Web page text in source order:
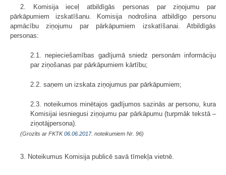
2. Komisija ieceļ atbildīgās personas par ziņojumu par
pārkāpumiem izskatīšanu. Komisija nodrošina atbildīgo personu
apmācību ziņojumu par pārkāpumiem izskatīšanai. Atbildīgās
personas:
2.1. nepieciešamības gadījumā sniedz personām informāciju
par ziņošanas par pārkāpumiem kārtību;
2.2. saņem un izskata ziņojumus par pārkāpumiem;
2.3. noteikumos minētajos gadījumos sazinās ar personu, kura
Komisijai iesniegusi ziņojumu par pārkāpumu (turpmāk tekstā –
ziņotājpersona).
(Grozīts ar FKTK06.06.2017. noteikumiem Nr. 96)
3. Noteikumus Komisija publicē savā tīmekļa vietnē.